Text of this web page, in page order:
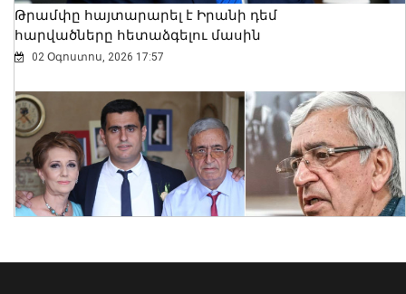
2027 թվականից խաղատնային
պլատֆորմի միջոցով. Փաշինյան
Թրամփը հայտարարել է Իրանի դեմ
հարվածները հետաձգելու մասին
02 Օգոստոս, 2026 17:57